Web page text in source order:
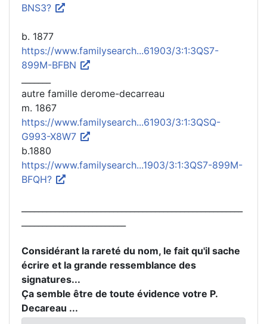
BNS3?
b. 1877
https://www.familysearch...61903/3:1:3QS7-
899M-BFBN
autre famille derome-decarreau
m. 1867
https://www.familysearch...61903/3:1:3QSQ-
G993-X8W7
b.1880
https://www.familysearch...1903/3:1:3QS7-899M-
BFQH?
Considérant la rareté du nom, le fait qu'il sache
écrire et la grande ressemblance des
signatures...
Ça semble être de toute évidence votre P.
Decareau ...